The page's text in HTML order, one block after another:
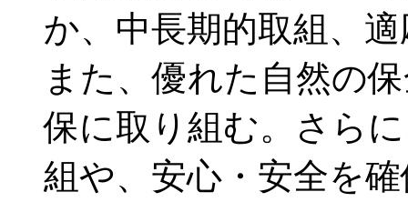
か、中長期的取組、
また、優れた自然の
保に取り組む。さら
組や、安心・安全を